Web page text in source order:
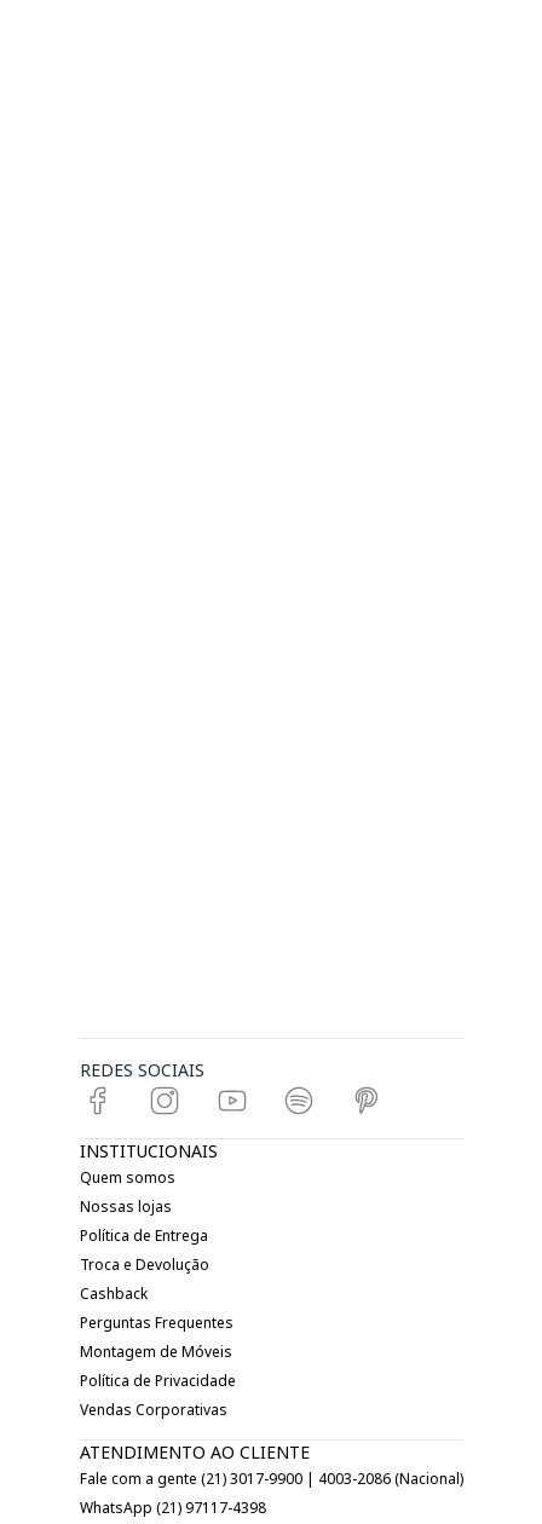
REDES SOCIAIS
INSTITUCIONAIS
Quem somos
Nossas lojas
Política de Entrega
Troca e Devolução
Cashback
Perguntas Frequentes
Montagem de Móveis
Política de Privacidade
Vendas Corporativas
ATENDIMENTO AO CLIENTE
Fale com a gente (21) 3017-9900 | 4003-2086 (Nacional)
WhatsApp (21) 97117-4398